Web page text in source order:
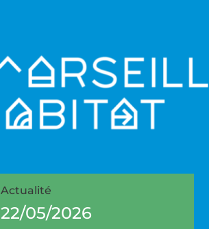
Actualité
22/05/2026